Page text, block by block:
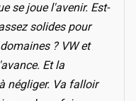
se joue l'avenir. Est-
solides pour
? VW et
Et la
négliger. Va falloir